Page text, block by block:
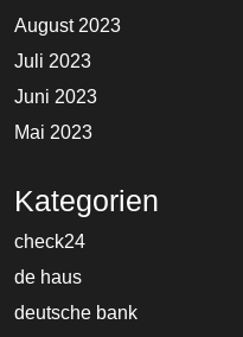
August 2023
Juli 2023
Juni 2023
Mai 2023
Kategorien
check24
de haus
deutsche bank